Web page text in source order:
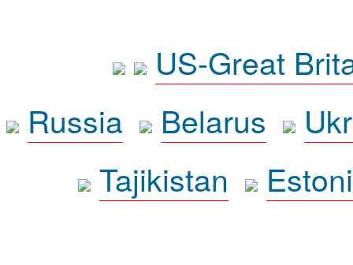
US-Great
Russia
Belarus
Tajikistan